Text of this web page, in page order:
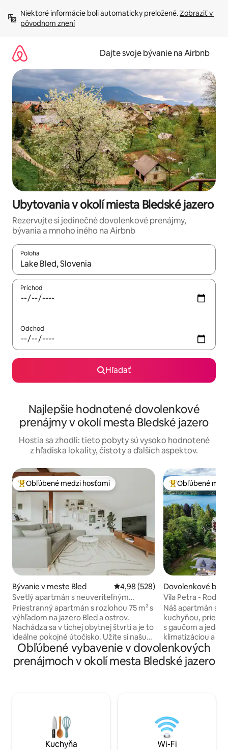
obsah.
Niektoré informácie boli automaticky preložené. Zobraziť v
pôvodnom znení
Dajte svoje bývanie na Airbnb
Ubytovania v okolí miesta Bledské jazero
Rezervujte si jedinečné dovolenkové prenájmy,
bývania a mnoho iného na Airbnb
Poloha
Keď budú výsledky k dispozícii, môžete si ich prechádzať
Príchod
Odchod
Hľadať
Najlepšie hodnotené dovolenkové
prenájmy v okolí mesta Bledské jazero
Hostia sa zhodli: tieto pobyty sú vysoko hodnotené
z hľadiska lokality, čistoty a ďalších aspektov.
Najobľúbenejšie medzi hosťami
Obľúbené medzi hosťami
Bývanie v meste Bled Priemerné ohodnotenie 4,98 z
4,98 (528)
Svetlý apartmán s neuveriteľným
výhľadom na jazero :)
Priestranný apartmán s rozlohou 75 m² s
výhľadom na jazero Bled a ostrov.
Nachádza sa v tichej obytnej štvrti a je to
ideálne pokojné útočisko. Užite si našu
spoločnú záhradu a priestor na oddych. •
BEZPLATNÉ BICYKLE: K jazeru sa
dostanete za 5 minút. • OBJAVTE: Auto
Bezplatné a bezpečné na mieste.
Neďaleko železničnej stanice Bled
Jezero. 30 minút malebnej prechádzky
do centra. Rýchle Wi-Fi (200/50 Mb/s),
Najobľúbenejšie
Obľúbené
Dovolenkové
Bled
Vila Petra -
osoby pri jazere
Náš apartmán s 2
kuchyňou,
s gaučom a
klimatizáciou a
nachádza len
jazera Bled
veľmi pokojnej
viac energie, ako
cestovného ruchu
deň, 1,56 pre deti nad 7 rokov) nie je
zahrnutá.
Obľúbené vybavenie v dovolenkových
prenájmoch v okolí mesta Bledské jazero
Kuchyňa Wi-Fi